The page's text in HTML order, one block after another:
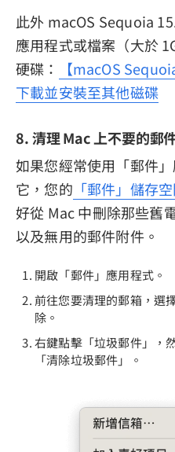
此外 macOS Sequoia
應用程式或檔案（大於
硬碟：
【macOS
下載並安裝至其他磁碟
8. 清理 Mac 上不要的郵
如果您經常使用「郵件
它，您的 「郵件」儲存
好從 Mac 中刪除那些舊
以及無用的郵件附件。
開啟「郵件」應用程式。
前往您要清理的郵箱，選
除。
右鍵點擊「垃圾郵件」，
「清除垃圾郵件」。